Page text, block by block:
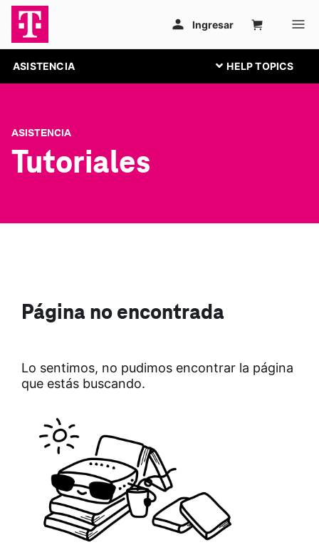
ASISTENCIA
ASISTENCIA
Tutoriales